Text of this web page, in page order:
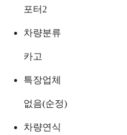
포터2
차량분류
카고
특장업체
없음(순정)
차량연식